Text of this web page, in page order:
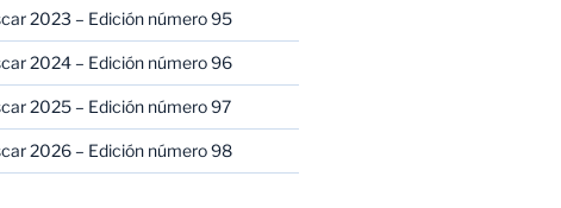
2023 – Edición número 95
2024 – Edición número 96
2025 – Edición número 97
2026 – Edición número 98